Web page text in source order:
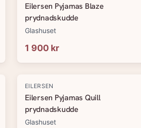
Eilersen Pyjamas Blaze
prydnadskudde
Glashuset
1 900 kr
EILERSEN
Eilersen Pyjamas Quill
prydnadskudde
Glashuset